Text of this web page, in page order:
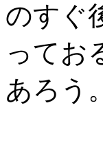
のすぐ
ってお
あろう。